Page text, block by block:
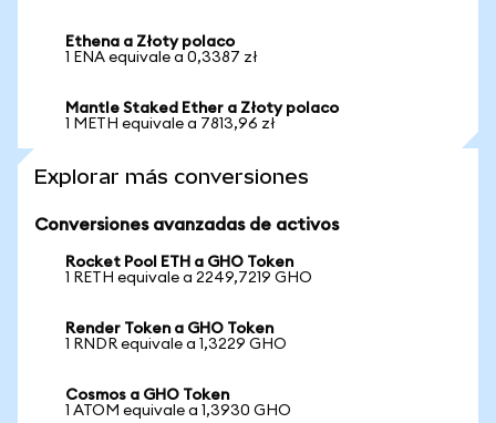
Ethena a Złoty polaco
1 ENA equivale a 0,3387 zł
Mantle Staked Ether a Złoty polaco
1 METH equivale a 7813,96 zł
Explorar más conversiones
Conversiones avanzadas de activos
Rocket Pool ETH a GHO Token
1 RETH equivale a 2249,7219 GHO
Render Token a GHO Token
1 RNDR equivale a 1,3229 GHO
Cosmos a GHO Token
1 ATOM equivale a 1,3930 GHO